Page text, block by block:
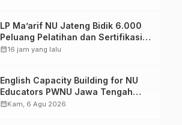
LP Ma’arif NU Jateng Bidik 6.000
Peluang Pelatihan dan Sertifikasi
bagi Lulusan SMK
calendar_month16 jam yang lalu
English Capacity Building for NU
Educators PWNU Jawa Tengah
Batch#4; Membuka Jalan Menuju
calendar_monthKam, 6 Agu 2026